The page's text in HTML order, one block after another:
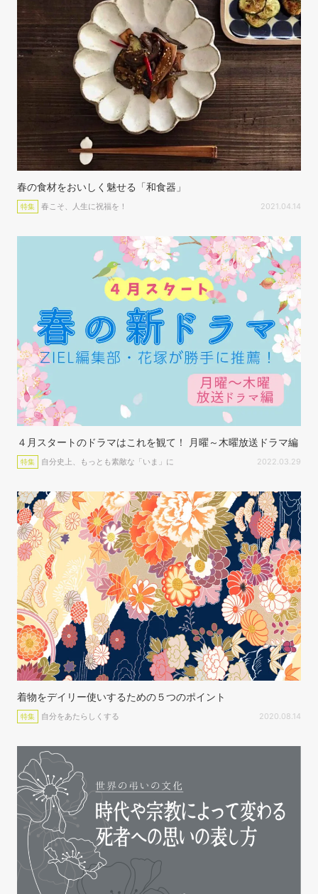
春の食材をおいしく魅せる「和食器」
特集 春こそ、人生に祝福を！ 2021.04.14
４月スタートのドラマはこれを観て！ 月曜～木曜放送ドラマ編
特集 自分史上、もっとも素敵な「いま」に 2022.03.29
着物をデイリー使いするための５つのポイント
特集 自分をあたらしくする 2020.08.14